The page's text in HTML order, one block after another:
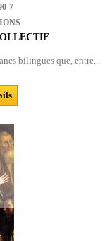
7
bilingues que, entre...